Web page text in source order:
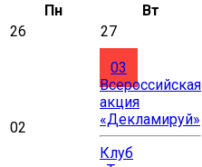
Пн
Вт
26
27
02
03
Всероссийская
акция
«Декламируй»
Клуб